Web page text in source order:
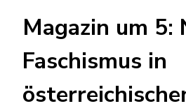
Magazin um 5:
Faschismus in